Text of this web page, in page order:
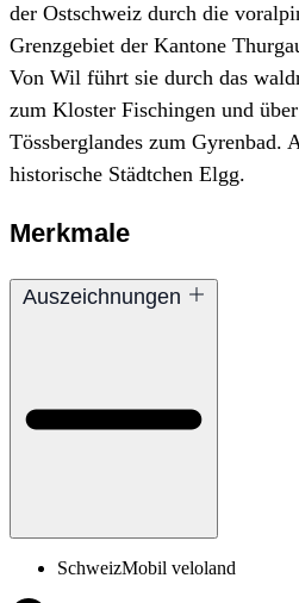
der Ostschweiz durch die
Grenzgebiet der Kantone
Von Wil führt sie durch das
zum Kloster Fischingen und
Tössberglandes zum Gyrenbad.
historische Städtchen Elgg.
Merkmale
Auszeichnungen
SchweizMobil veloland